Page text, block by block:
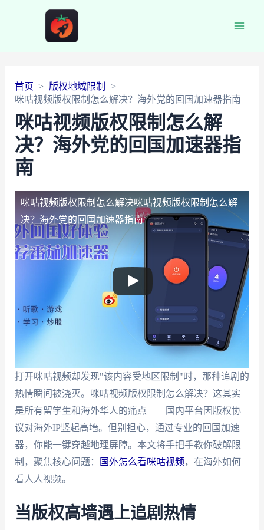
首页
版权地域限制
咪咕视频版权限制怎么解决？海外党的回国加速器指南
咪咕视频版权限制怎么解
决？海外党的回国加速器指
南
咪咕视频版权限制怎么解决咪咕视频版权限制怎么解
决？海外党的回国加速器指南
打开咪咕视频却发现"该内容受地区限制"时，那种追剧的
热情瞬间被浇灭。咪咕视频版权限制怎么解决？这其实
是所有留学生和海外华人的痛点——国内平台因版权协
议对海外IP竖起高墙。但别担心，通过专业的回国加速
器，你能一键穿越地理屏障。本文将手把手教你破解限
制，聚焦核心问题：
国外怎么看咪咕视频 ，在海外如何
看人人视频。
当版权高墙遇上追剧热情